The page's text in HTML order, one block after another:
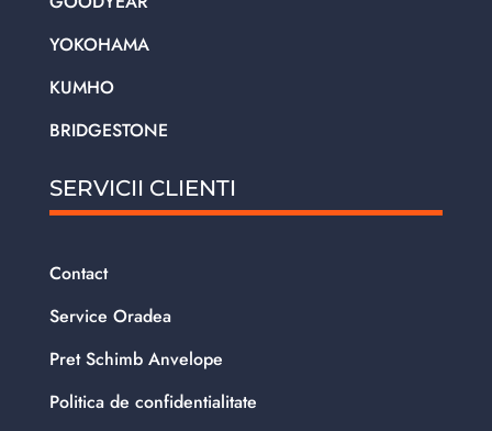
YOKOHAMA
KUMHO
BRIDGESTONE
SERVICII CLIENTI
Contact
Service Oradea
Pret Schimb Anvelope
Politica de confidentialitate